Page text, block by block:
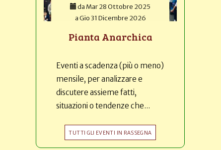
da Mar 28 Ottobre 2025
aGio 31 Dicembre 2026
Pianta Anarchica
Eventi a scadenza (più o meno)
mensile, per analizzare e
discutere assieme fatti,
situazioni o tendenze che...
TUTTI GLI EVENTI IN RASSEGNA